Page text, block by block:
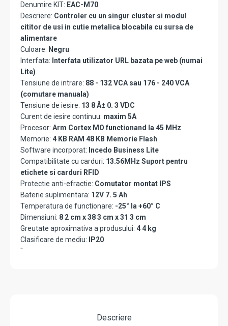
Denumire KIT: EAC-M70
Descriere: Controler cu un singur cluster si modul
cititor de usi in cutie metalica blocabila cu sursa de
alimentare
Culoare: Negru
Interfata: Interfata utilizator URL bazata pe web (numai
Lite)
Tensiune de intrare: 88 - 132 VCA sau 176 - 240 VCA
(comutare manuala)
Tensiune de iesire: 13 8 Â± 0. 3 VDC
Curent de iesire continuu: maxim 5A
Procesor: Arm Cortex MO functionand la 45 MHz
Memorie: 4 KB RAM 48 KB Memorie Flash
Software incorporat: Incedo Business Lite
Compatibilitate cu carduri: 13.56MHz Suport pentru
etichete si carduri RFID
Protectie anti-efractie: Comutator montat IPS
Baterie suplimentara: 12V 7. 5 Ah
Temperatura de functionare: -25° la +60° C
Dimensiuni: 8 2 cm x 38 3 cm x 31 3 cm
Greutate aproximativa a produsului: 4 4 kg
Clasificare de mediu:
IP20
"
Descriere